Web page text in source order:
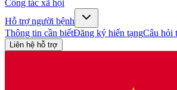
Công tác xã hội
Hỗ trợ người bệnh
Thông tin cần biếtĐăng ký hiến tạngCâu hỏi
Liên hệ hỗ trợ